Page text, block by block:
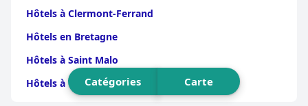
Hôtels à Clermont-Ferrand
Hôtels en Bretagne
Hôtels à Saint Malo
Hôtels à VienneCatégories Carte